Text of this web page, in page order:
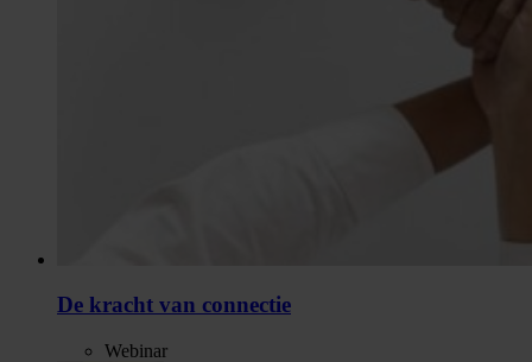
De kracht van connectie
Webinar